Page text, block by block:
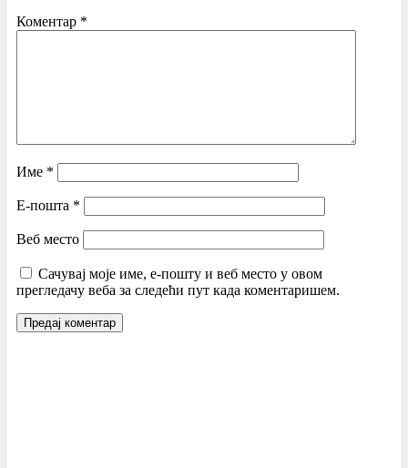
Коментар *
Име *
Е-пошта *
Веб место
Сачувај моје име, е-пошту и веб место у овом
прегледачу веба за следећи пут када коментаришем.